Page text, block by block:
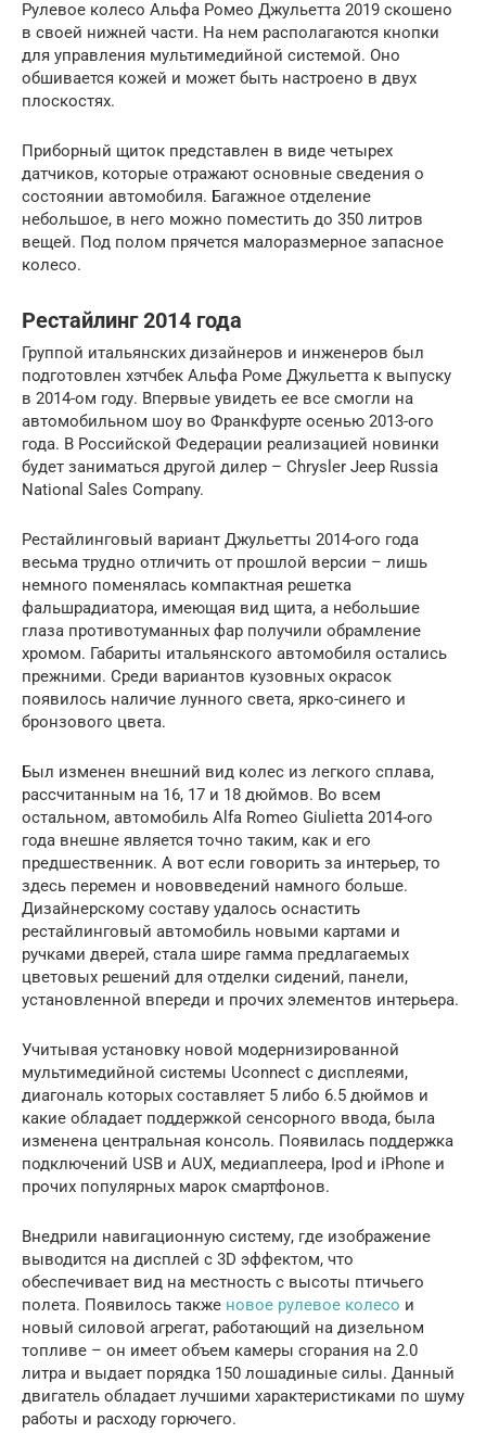
Рулевое колесо Альфа Ромео Джульетта 2019 скошено
в своей нижней части. На нем располагаются кнопки
для управления мультимедийной системой. Оно
обшивается кожей и может быть настроено в двух
плоскостях.
Приборный щиток представлен в виде четырех
датчиков, которые отражают основные сведения о
состоянии автомобиля. Багажное отделение
небольшое, в него можно поместить до 350 литров
вещей. Под полом прячется малоразмерное запасное
колесо.
Рестайлинг 2014 года
Группой итальянских дизайнеров и инженеров был
подготовлен хэтчбек Альфа Роме Джульетта к выпуску
в 2014-ом году. Впервые увидеть ее все смогли на
автомобильном шоу во Франкфурте осенью 2013-ого
года. В Российской Федерации реализацией новинки
будет заниматься другой дилер – Chrysler Jeep Russia
National Sales Company.
Рестайлинговый вариант Джульетты 2014-ого года
весьма трудно отличить от прошлой версии – лишь
немного поменялась компактная решетка
фальшрадиатора, имеющая вид щита, а небольшие
глаза противотуманных фар получили обрамление
хромом. Габариты итальянского автомобиля остались
прежними. Среди вариантов кузовных окрасок
появилось наличие лунного света, ярко-синего и
бронзового цвета.
Был изменен внешний вид колес из легкого сплава,
рассчитанным на 16, 17 и 18 дюймов. Во всем
остальном, автомобиль Alfa Romeo Giulietta 2014-ого
года внешне является точно таким, как и его
предшественник. А вот если говорить за интерьер, то
здесь перемен и нововведений намного больше.
Дизайнерскому составу удалось оснастить
рестайлинговый автомобиль новыми картами и
ручками дверей, стала шире гамма предлагаемых
цветовых решений для отделки сидений, панели,
установленной впереди и прочих элементов интерьера.
Учитывая установку новой модернизированной
мультимедийной системы Uconnect с дисплеями,
диагональ которых составляет 5 либо 6.5 дюймов и
какие обладает поддержкой сенсорного ввода, была
изменена центральная консоль. Появилась поддержка
подключений USB и AUX, медиаплеера, Ipod и iPhone и
прочих популярных марок смартфонов.
Внедрили навигационную систему, где изображение
выводится на дисплей с 3D эффектом, что
обеспечивает вид на местность с высоты птичьего
полета. Появилось также новое рулевое колесо и
новый силовой агрегат, работающий на дизельном
топливе – он имеет объем камеры сгорания на 2.0
литра и выдает порядка 150 лошадиные силы. Данный
двигатель обладает лучшими характеристиками по шуму
работы и расходу горючего.